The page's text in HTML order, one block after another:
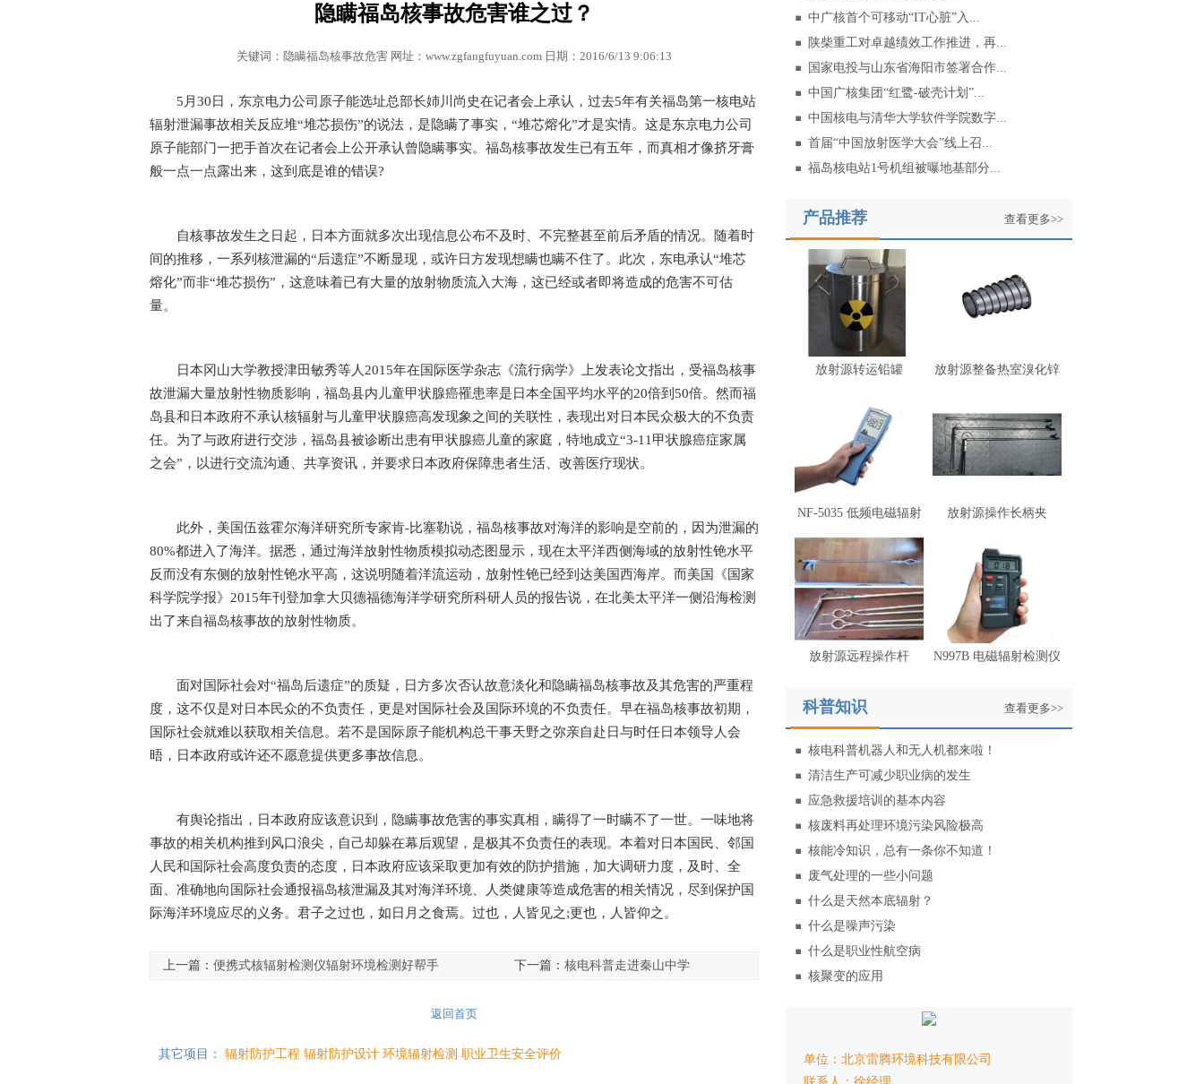
隐瞒福岛核事故危害谁之过？
关键词：隐瞒福岛核事故危害 网址：www.zgfangfuyuan.com 日期：2016/6/13 9:06:13
5月30日，东京电力公司原子能选址总部长姉川尚史在记者会上承认，过去5年有关福岛第一核电站
辐射泄漏事故相关反应堆“堆芯损伤”的说法，是隐瞒了事实，“堆芯熔化”才是实情。这是东京电力公司
原子能部门一把手首次在记者会上公开承认曾隐瞒事实。福岛核事故发生已有五年，而真相才像挤牙膏
般一点一点露出来，这到底是谁的错误?
自核事故发生之日起，日本方面就多次出现信息公布不及时、不完整甚至前后矛盾的情况。随着时
间的推移，一系列核泄漏的“后遗症”不断显现，或许日方发现想瞒也瞒不住了。此次，东电承认“堆芯
熔化”而非“堆芯损伤”，这意味着已有大量的放射物质流入大海，这已经或者即将造成的危害不可估
量。
日本冈山大学教授津田敏秀等人2015年在国际医学杂志《流行病学》上发表论文指出，受福岛核事
故泄漏大量放射性物质影响，福岛县内儿童甲状腺癌罹患率是日本全国平均水平的20倍到50倍。然而福
岛县和日本政府不承认核辐射与儿童甲状腺癌高发现象之间的关联性，表现出对日本民众极大的不负责
任。为了与政府进行交涉，福岛县被诊断出患有甲状腺癌儿童的家庭，特地成立“3-11甲状腺癌症家属
之会”，以进行交流沟通、共享资讯，并要求日本政府保障患者生活、改善医疗现状。
此外，美国伍兹霍尔海洋研究所专家肯-比塞勒说，福岛核事故对海洋的影响是空前的，因为泄漏的
80%都进入了海洋。据悉，通过海洋放射性物质模拟动态图显示，现在太平洋西侧海域的放射性铯水平
反而没有东侧的放射性铯水平高，这说明随着洋流运动，放射性铯已经到达美国西海岸。而美国《国家
科学院学报》2015年刊登加拿大贝德福德海洋学研究所科研人员的报告说，在北美太平洋一侧沿海检测
出了来自福岛核事故的放射性物质。
面对国际社会对“福岛后遗症”的质疑，日方多次否认故意淡化和隐瞒福岛核事故及其危害的严重程
度，这不仅是对日本民众的不负责任，更是对国际社会及国际环境的不负责任。早在福岛核事故初期，
国际社会就难以获取相关信息。若不是国际原子能机构总干事天野之弥亲自赴日与时任日本领导人会
晤，日本政府或许还不愿意提供更多事故信息。
有舆论指出，日本政府应该意识到，隐瞒事故危害的事实真相，瞒得了一时瞒不了一世。一味地将
事故的相关机构推到风口浪尖，自己却躲在幕后观望，是极其不负责任的表现。本着对日本国民、邻国
人民和国际社会高度负责的态度，日本政府应该采取更加有效的防护措施，加大调研力度，及时、全
面、准确地向国际社会通报福岛核泄漏及其对海洋环境、人类健康等造成危害的相关情况，尽到保护国
际海洋环境应尽的义务。君子之过也，如日月之食焉。过也，人皆见之;更也，人皆仰之。
上一篇： 便携式核辐射检测仪辐射环境检测好帮手 下一篇： 核电科普走进秦山中学
返回首页
其它项目： 辐射防护工程 辐射防护设计 环境辐射检测 职业卫生安全评价
中广核首个可移动“IT心脏”入...
陕柴重工对卓越绩效工作推进，再...
国家电投与山东省海阳市签署合作...
中国广核集团“红鹭-破壳计划”...
中国核电与清华大学软件学院数字...
首届“中国放射医学大会”线上召...
福岛核电站1号机组被曝地基部分...
产品推荐 查看更多>>
放射源转运铅罐
放射源整备热室溴化锌
NF-5035 低频电磁辐射
分...
放射源操作长柄夹
放射源远程操作杆 N997B 电磁辐射检测仪
科普知识 查看更多>>
核电科普机器人和无人机都来啦！
清洁生产可减少职业病的发生
应急救援培训的基本内容
核废料再处理环境污染风险极高
核能冷知识，总有一条你不知道！
废气处理的一些小问题
什么是天然本底辐射？
什么是噪声污染
什么是职业性航空病
核聚变的应用
单位：北京雷腾环境科技有限公司